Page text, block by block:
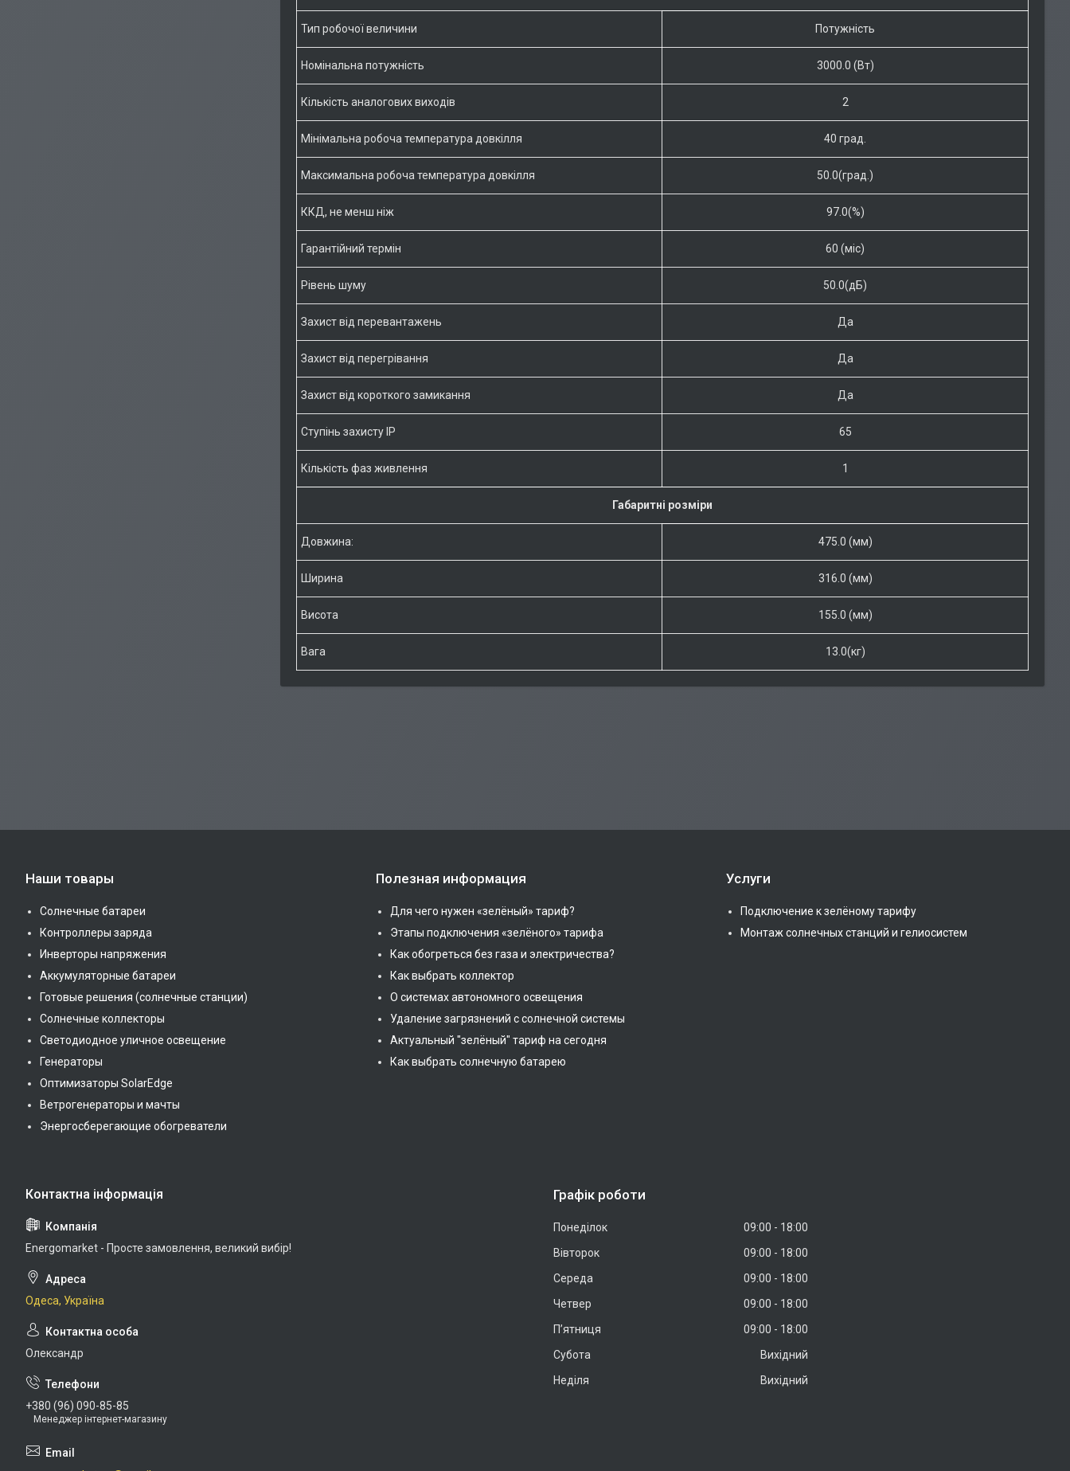
Тип робочої величини Потужність
Номінальна потужність 3000.0 (Вт)
Кількість аналогових виходів 2
Мінімальна робоча температура довкілля 40 град.
Максимальна робоча температура довкілля 50.0(град.)
ККД, не менш ніж 97.0(%)
Гарантійний термін 60 (міс)
Рівень шуму 50.0(дБ)
Захист від перевантажень Да
Захист від перегрівання Да
Захист від короткого замикання Да
Ступінь захисту IP 65
Кількість фаз живлення 1
Габаритні розміри
Довжина: 475.0 (мм)
Ширина 316.0 (мм)
Висота 155.0 (мм)
Вага 13.0(кг)
Наши товары
Солнечные батареи
Контроллеры заряда
Инверторы напряжения
Аккумуляторные батареи
Готовые решения (солнечные станции)
Солнечные коллекторы
Светодиодное уличное освещение
Генераторы
Оптимизаторы SolarEdge
Ветрогенераторы и мачты
Энергосберегающие обогреватели
Полезная информация
Для чего нужен «зелёный» тариф?
Этапы подключения «зелёного» тарифа
Как обогреться без газа и электричества?
Как выбрать коллектор
О системах автономного освещения
Удаление загрязнений с солнечной системы
Актуальный "зелёный" тариф на сегодня
Как выбрать солнечную батарею
Услуги
Подключение к зелёному тарифу
Монтаж солнечных станций и гелиосистем
Energomarket - Просте замовлення, великий вибір!
Одеса, Україна
Олександр
+380 (96) 090-85-85
Менеджер інтернет-магазину
Графік роботи
Понеділок 09:00
18:00
Вівторок
09:00
18:00
Середа
09:00
18:00
Четвер
09:00
18:00
Пʼятниця
09:00
18:00
Субота
Вихідний
Неділя
Вихідний